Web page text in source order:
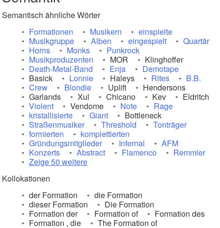
Semantisch ähnliche Wörter
Formationen
Musikern
einspielte
Musikgruppe
Alben eingespielt
Quartär
Horns
Monks
Punkrock
Musikproduzenten
MOR
Klinghoffer
Death-Metal-Band
Enja
Demotape
Basick
Lonnie Haleys Rites
B.B.
Crew
Blondie Uplift
Hendersons
Garlands
Xul Chicano Kev
Eldritch
Violent
Vendome Note
Rage
kristallisierte
Giant
Bottleneck
Straßenmusiker
Threshold
Tonträger
formierten
komplettierten
Gründungsmitglieder
Infernal
AFM
Konzerts
Abstract Flamenco
Remmler
Zeige 50 weitere
Kollokationen
der Formation
die Formation
dieser Formation
Die Formation
Formation der
Formation of
Formation des
Formation , die
The Formation of